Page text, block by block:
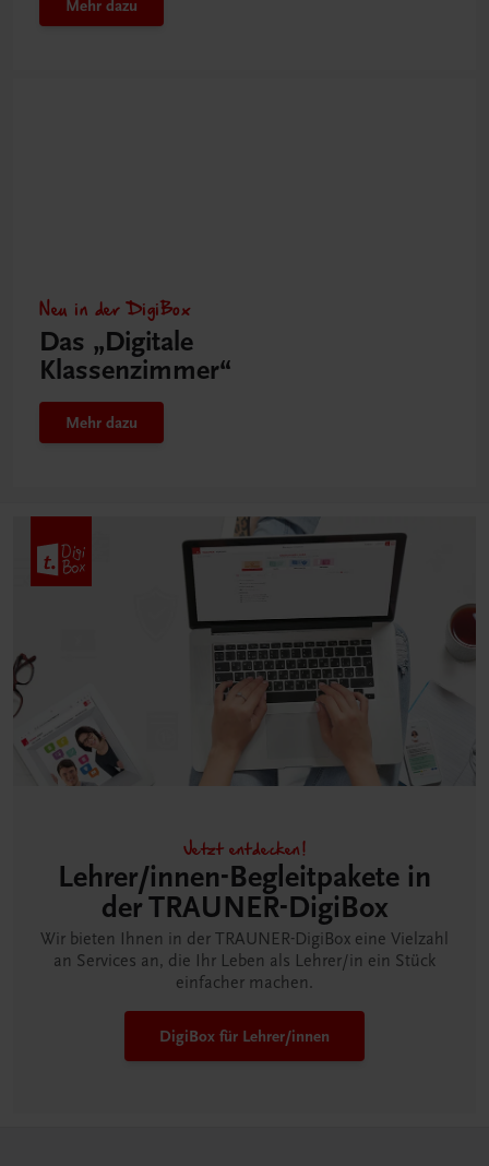
Mehr dazu
Neu in der DigiBox
Das „Digitale
Klassenzimmer“
Mehr dazu
Jetzt entdecken!
Lehrer/innen-Begleitpakete in
der TRAUNER-DigiBox
Wir bieten Ihnen in der TRAUNER-DigiBox eine Vielzahl
an Services an, die Ihr Leben als Lehrer/in ein Stück
einfacher machen.
DigiBox für Lehrer/innen